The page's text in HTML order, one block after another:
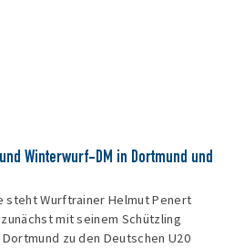
Winterwurf-DM in Dortmund und
steht Wurftrainer Helmut Penert
mit seinem Schützling
zu den Deutschen U20